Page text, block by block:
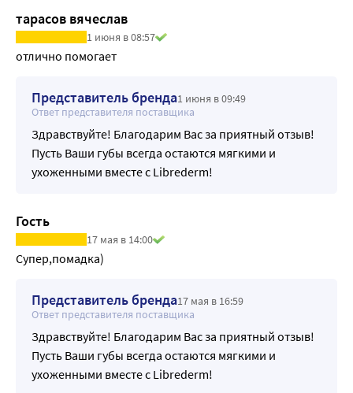
тарасов вячеслав
1 июня в 08:57
отлично помогает
Представитель бренда1 июня в 09:49
Ответ представителя поставщика
Здравствуйте! Благодарим Вас за приятный отзыв!
Пусть Ваши губы всегда остаются мягкими и
ухоженными вместе с Librederm!
Гость
17 мая в 14:00
Супер,помадка)
Представитель бренда17 мая в 16:59
Ответ представителя поставщика
Здравствуйте! Благодарим Вас за приятный отзыв!
Пусть Ваши губы всегда остаются мягкими и
ухоженными вместе с Librederm!